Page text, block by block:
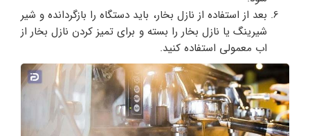
بعد از استفاده از نازل بخار، باید دستگاه را بازگردانده و شیر
شیرینگ یا نازل بخار را بسته و برای تمیز کردن نازل بخار از
اب معمولی استفاده کنید.